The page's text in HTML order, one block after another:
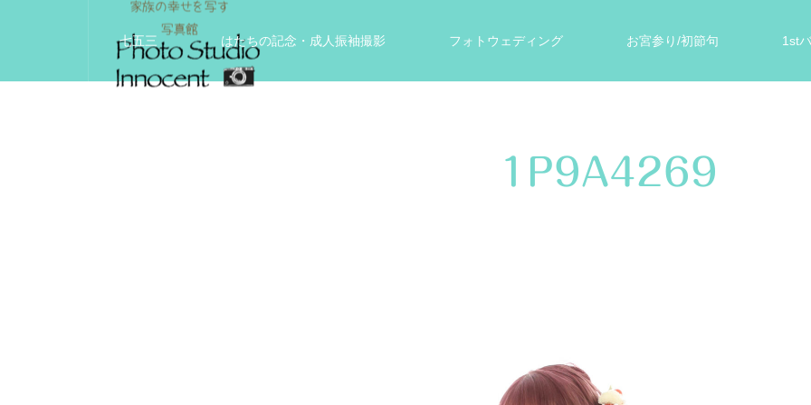
七五三 はたちの記念・成人振袖撮影 フォトウェディング お宮参り/初節句 1st
1P9A4269